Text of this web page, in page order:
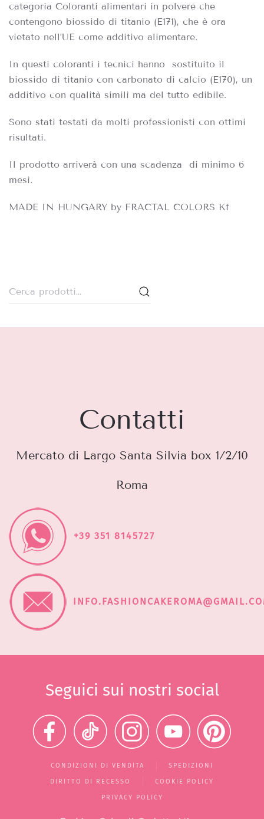
categoria Coloranti alimentari in polvere che
contengono biossido di titanio (E171), che è ora
vietato nell’UE come additivo alimentare.
In questi coloranti i tecnici hanno
sostituito il
biossido di titanio con carbonato di calcio (E170), un
additivo con qualità simili ma del tutto edibile.
Sono stati testati da molti professionisti con ottimi
risultati.
Il prodotto arriverà con una scadenza di minimo 6
mesi.
MADE IN HUNGARY by FRACTAL COLORS Kf
Cerca:
Contatti
Mercato di Largo Santa Silvia box 1/2/10
Roma
+39 351 8145727
Seguici sui nostri social
CONDIZIONI DI VENDITA SPEDIZIONI
DIRITTO DI RECESSO COOKIE POLICY
PRIVACY POLICY